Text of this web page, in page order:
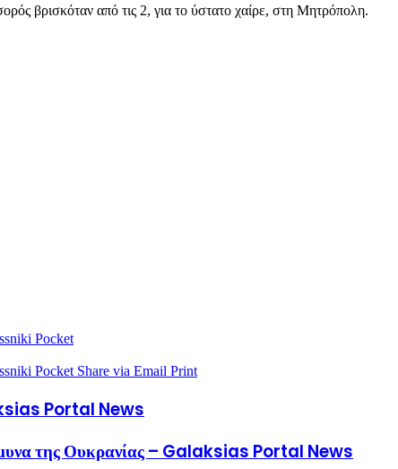
βρισκόταν από τις 2, για το ύστατο χαίρε, στη Μητρόπολη.
Pocket
Pocket Share via Email Print
Portal News
της Ουκρανίας – Galaksias Portal News